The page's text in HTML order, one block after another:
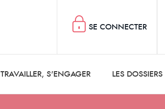
TRAVAILLER, S'ENGAGER LES
SE CONNECTER